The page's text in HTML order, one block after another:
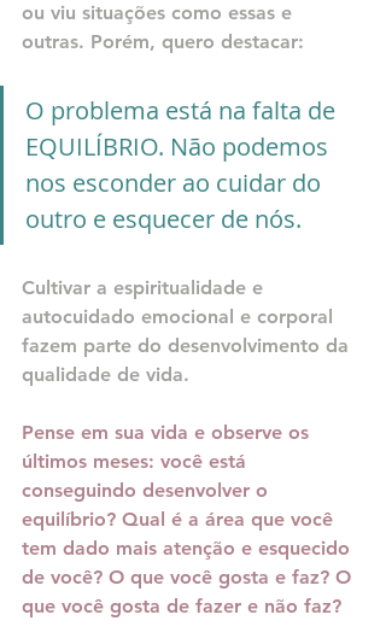
ou viu situações como essas e
outras. Porém, quero destacar:
O problema está na falta de
EQUILÍBRIO. Não podemos
nos esconder ao cuidar do
outro e esquecer de nós.
Cultivar a espiritualidade e
autocuidado emocional e corporal
fazem parte do desenvolvimento da
qualidade de vida.
Pense em sua vida e observe os
últimos meses: você está
conseguindo desenvolver o
equilíbrio? Qual é a área que você
tem dado mais atenção e esquecido
de você? O que você gosta e faz? O
que você gosta de fazer e não faz?